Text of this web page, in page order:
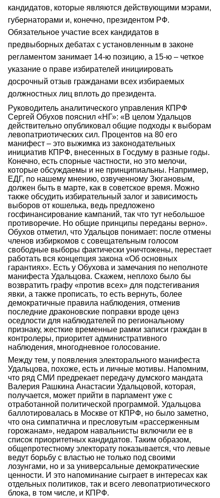
кандидатов, которые являются действующими мэрами,
губернаторами и, конечно, президентом РФ.
Обязательное участие всех кандидатов в
предвыборных дебатах с установленным в законе
регламентом занимает 14-ю позицию, а 15-ю – четкое
указание о праве избирателей инициировать
досрочный отзыв гражданами всех избираемых
должностных лиц вплоть до президента.
Руководитель аналитического управления КПРФ
Сергей Обухов пояснил «НГ»: «В целом Удальцов
действительно опубликовал общие подходы к выборам
левопатриотических сил. Процентов на 80 его
манифест – это выжимка из законодательных
инициатив КПРФ, внесенных в Госдуму в разные годы.
Конечно, есть спорные частности, но это мелочи,
которые обсуждаемы и не принципиальны. Например,
ЕДГ, по нашему мнению, озвученному Зюгановым,
должен быть в марте, как в советское время. Можно
также обсудить избирательный залог и зависимость
выборов от кошелька, ведь предложено
госфинансирование кампаний, так что тут небольшое
противоречие. Но общие принципы переданы верно».
Обухов отметил, что Удальцов понимает: после отмены
членов избиркомов с совещательным голосом
свободные выборы фактически уничтожены, перестает
работать вся концепция закона «Об основных
гарантиях». Есть у Обухова и замечания по неполноте
манифеста Удальцова. Скажем, неплохо было бы
возвратить графу «против всех» для подстегивания
явки, а также прописать, то есть вернуть, более
демократичные правила наблюдения, отменив
последние драконовские поправки вроде ценз
оседлости для наблюдателей по региональному
признаку, жесткие временные рамки записи граждан в
контролеры, приоритет административного
наблюдения, многодневное голосование.
Между тем, у появления электорального манифеста
Удальцова, похоже, есть и личные мотивы. Напомним,
что ряд СМИ предрекает передачу думского мандата
Валерия Рашкина Анастасии Удальцовой, которая,
получается, может прийти в парламент уже с
отработанной политической программой. Удальцова
баллотировалась в Москве от КПРФ, но было заметно,
что она симпатична и пресловутым «рассерженным
горожанам», недаром навальнисты включили ее в
список приоритетных кандидатов. Таким образом,
общепротестному электорату показывается, что левые
ведут борьбу с властью не только под своими
лозунгами, но и за универсальные демократические
ценности. И это напоминание сыграет в интересах как
отдельных политиков, так и всего левопатриотического
блока, в том числе, и КПРФ.